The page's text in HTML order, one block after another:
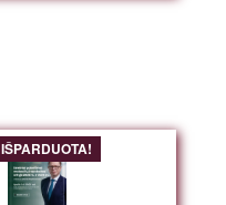
IŠPARDUOTA!